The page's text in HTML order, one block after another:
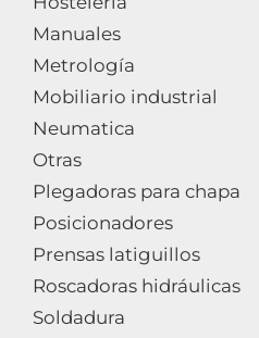
Manuales
Metrología
Mobiliario industrial
Neumatica
Otras
Plegadoras para chapa
Posicionadores
Prensas latiguillos
Roscadoras hidráulicas
Soldadura